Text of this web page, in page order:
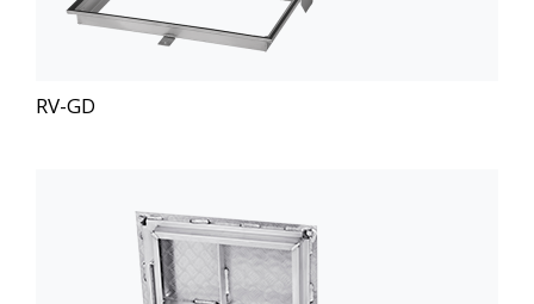
RV-GD